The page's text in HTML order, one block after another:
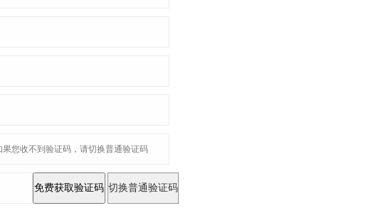
切换普通验证码